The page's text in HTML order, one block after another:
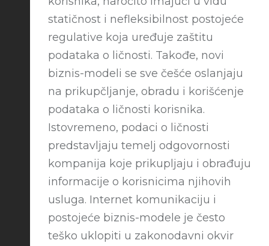
statičnost i nefleksibilnost postojeće
regulative koja uređuje zaštitu
podataka o ličnosti. Takođe, novi
biznis-modeli se sve češće oslanjaju
na prikupčljanje, obradu i korišćenje
podataka o ličnosti korisnika.
Istovremeno, podaci o ličnosti
predstavljaju temelj odgovornosti
kompanija koje prikupljaju i obrađuju
informacije o korisnicima njihovih
usluga. Internet komunikaciju i
postojeće biznis-modele je često
teško uklopiti u zakonodavni okvir